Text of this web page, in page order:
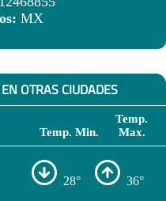
MX
OTRAS CIUDADES
Temp. Min.
Temp.
Max.
28° 36°